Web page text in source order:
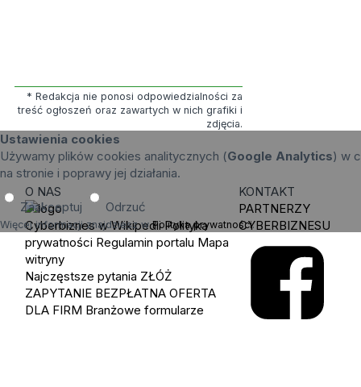
* Redakcja nie ponosi odpowiedzialności za
treść ogłoszeń oraz zawartych w nich grafiki i
zdjęcia.
Ustawienia cookies
Używamy plików cookies analitycznych (Google Analytics) w
na stronie i poprawy jej działania.
Zaakceptuj Odrzuć
Więcej informacji znajdziesz wPolityka prywatności.
O NAS
Cyberbiznes w Wikipedii Polityka
prywatności Regulamin portalu Mapa
witryny
Najczęstsze pytania ZŁÓŻ
ZAPYTANIE BEZPŁATNA OFERTA
DLA FIRM Branżowe formularze
KONTAKT
PARTNERZY
CYBERBIZNESU